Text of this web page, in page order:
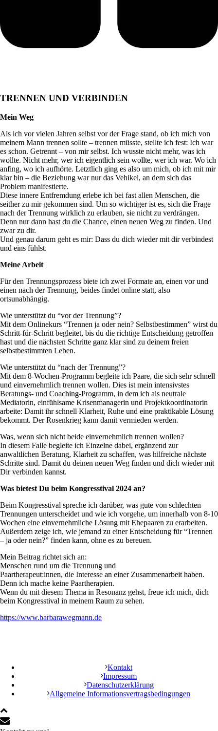
TRENNEN UND VERBINDEN
Mein Weg
Als ich vor vielen Jahren selbst vor der Frage stand, ob ich mich von
meinem Mann trennen sollte – trennen müsste, stellte ich fest: Ich war
es schon. Getrennt – von mir selbst. Ich wusste nicht mehr, was ich
wollte. Nicht mehr, wer ich eigentlich sein wollte, wer ich war. Wo ich
anfing, wo ich aufhörte. Letztlich ging es also um mich, ob ich mit mir
klar bin – die Beziehung war nur das Vehikel, an dem sich das
Problem manifestierte.
Diese innere Entfremdung erlebe ich bei fast allen Menschen, die
seither zu mir gekommen sind. Um so wichtiger ist es, sich die Frage
nach der Trennung wirklich zu erlauben, sie nicht zu verdrängen.
Denn nur dann hast du die Chance, einen neuen Weg zu finden. Und
zwar zu dir.
Und genau darum geht es mir: Dass du dich wieder mit dir verbindest
und eins fühlst.
Meine Arbeit
Für den Trennungsprozess biete ich zwei Formate an, einen vor und
einen nach der Trennung, beides findet online statt, also
ortsunabhängig.
Wie unterstützt du “vor der Trennung”?
Mit dem Onlinekurs “Trennen ja oder nein? Selbstbestimmen” wirst du
Schritt-für-Schritt begleitet, bis du die richtige Entscheidung getroffen
hast und die nächsten Schritte ganz klar sind zu deinem freien
selbstbestimmten Leben.
Wie unterstützt du “nach der Trennung”?
Mit dem 8-Wochen-Programm begleite ich Paare, die sich sehr schnell
und einvernehmlich trennen wollen. Dies ist mein intensivstes
Beratungs- und Coaching-Programm, in dem ich als neutrale
Mediatorin, einfühlsame Krisenmanagerin und Projektkoordinatorin
arbeite: Damit ihr schnell Klarheit, Ruhe und eine praktikable Lösung
bekommt. Der Rosenkrieg kann damit vermieden werden.
Was, wenn sich nicht beide einvernehmlich trennen wollen?
In diesem Falle begleite ich Einzelne dabei, ergänzend zur
anwaltlichen Beratung, Klarheit zu schaffen, was hilfreiche nächste
Schritte sind. Damit du deinen neuen Weg finden und dich wieder mit
Dir verbinden kannst.
Was bietest Du beim Kongresstival 2024 an?
Beim Kongresstival spreche ich darüber, was gute von schlechten
Trennungen unterscheidet und wie ich vorgehe, um innerhalb von 8-10
Wochen eine einvernehmliche Lösung mit Ehepaaren zu erarbeiten.
Außerdem zeige ich, wie jemand zu einer Entscheidung für “Trennen
– ja oder nein?” finden kann, ohne es zu bereuen.
Mein Beitrag richtet sich an:
Menschen rund um die Trennung und
Paartherapeut:innen, die Interesse an einer Zusammenarbeit haben.
Denn ich mache keine Paartherapien.
Wenn du mit diesem Thema in Resonanz gehst, freue ich mich, dich
beim Kongresstival in meinem Raum zu sehen.
https://www.barbarawegmann.de
Kontakt
Impressum
Datenschutzerklärung
Allgemeine Informationsvertragsbedingungen